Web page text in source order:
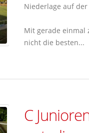
Niederlage auf
Mit gerade einmal
nicht die besten...
C